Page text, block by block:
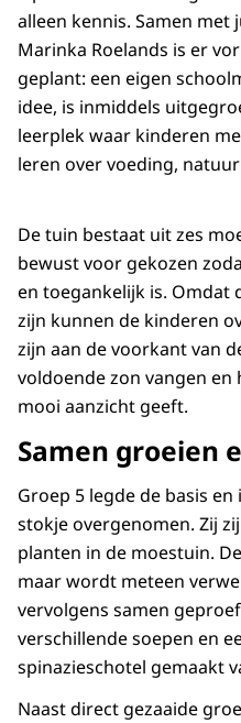
alleen kennis. Samen met
Marinka Roelands is er
geplant: een eigen
idee, is inmiddels
leerplek waar kinderen
leren over voeding,
De tuin bestaat uit zes
bewust voor gekozen
en toegankelijk is. Omdat
zijn kunnen de kinderen
zijn aan de voorkant van
voldoende zon vangen
mooi aanzicht geeft.
Samen groeien
Groep 5 legde de basis
stokje overgenomen. Zij
planten in de moestuin.
maar wordt meteen
vervolgens samen
verschillende soepen en
spinazieschotel gemaakt
Naast direct gezaaide